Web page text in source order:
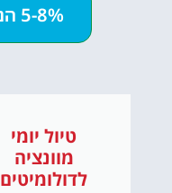
5-8% הנחה להשכרת רכב
טיול יומי
מוונציה
לדולומיטים